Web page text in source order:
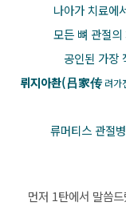
나아가 치료에
모든 뼈 관절
공인된 가장
뤼지아촨(吕家传려가
류머티스 관절
먼저 1탄에서 말씀